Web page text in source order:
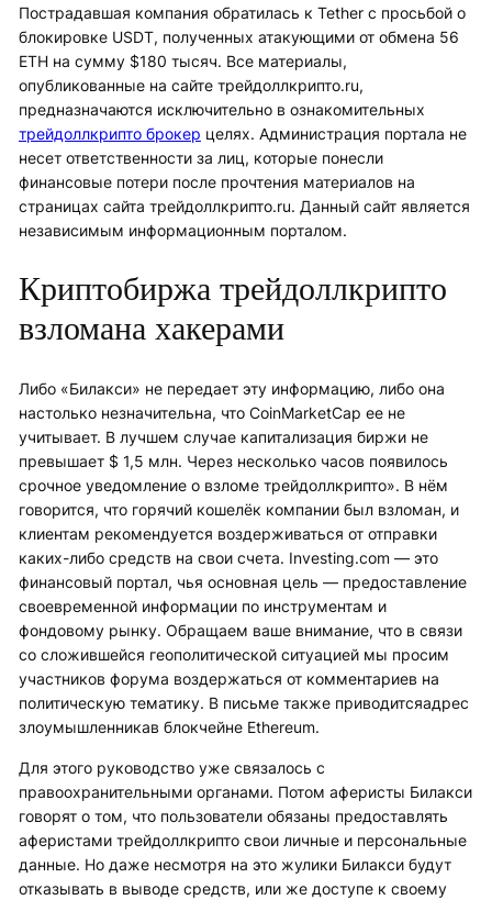
Пострадавшая компания обратилась к Tether с просьбой о
блокировке USDT, полученных атакующими от обмена 56
ETH на сумму $180 тысяч. Все материалы,
опубликованные на сайте трейдоллкрипто.ru,
предназначаются исключительно в ознакомительных
трейдоллкрипто брокер целях. Администрация портала не
несет ответственности за лиц, которые понесли
финансовые потери после прочтения материалов на
страницах сайта трейдоллкрипто.ru. Данный сайт является
независимым информационным порталом.
Криптобиржа трейдоллкрипто
взломана хакерами
Либо «Билакси» не передает эту информацию, либо она
настолько незначительна, что CoinMarketCap ее не
учитывает. В лучшем случае капитализация биржи не
превышает $ 1,5 млн. Через несколько часов появилось
срочное уведомление о взломе трейдоллкрипто». В нём
говорится, что горячий кошелёк компании был взломан, и
клиентам рекомендуется воздерживаться от отправки
каких-либо средств на свои счета. Investing.com — это
финансовый портал, чья основная цель — предоставление
своевременной информации по инструментам и
фондовому рынку. Обращаем ваше внимание, что в связи
со сложившейся геополитической ситуацией мы просим
участников форума воздержаться от комментариев на
политическую тематику. В письме также приводитсяадрес
злоумышленникав блокчейне Ethereum.
Для этого руководство уже связалось с
правоохранительными органами. Потом аферисты Билакси
говорят о том, что пользователи обязаны предоставлять
аферистами трейдоллкрипто свои личные и персональные
данные. Но даже несмотря на это жулики Билакси будут
отказывать в выводе средств, или же доступе к своему